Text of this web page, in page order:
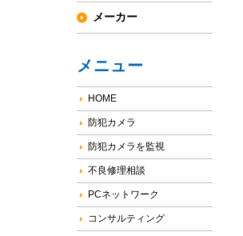
メーカー
メニュー
HOME
防犯カメラ
防犯カメラを監視
不良修理相談
PCネットワーク
コンサルティング